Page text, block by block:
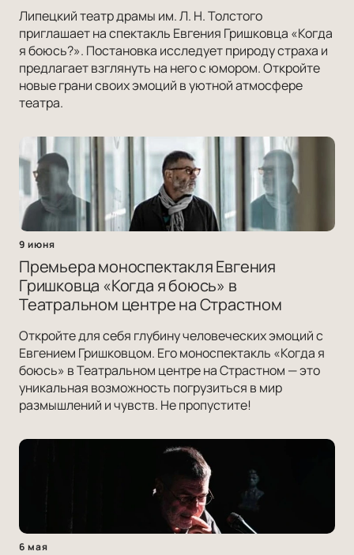
Липецкий театр драмы им. Л. Н. Толстого
приглашает на спектакль Евгения Гришковца «Когда
я боюсь?». Постановка исследует природу страха и
предлагает взглянуть на него с юмором. Откройте
новые грани своих эмоций в уютной атмосфере
театра.
9 июня
Премьера моноспектакля Евгения
Гришковца «Когда я боюсь» в
Театральном центре на Страстном
Откройте для себя глубину человеческих эмоций с
Евгением Гришковцом. Его моноспектакль «Когда я
боюсь» в Театральном центре на Страстном — это
уникальная возможность погрузиться в мир
размышлений и чувств. Не пропустите!
6 мая